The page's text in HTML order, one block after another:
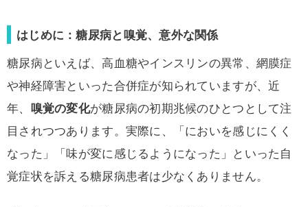
はじめに：糖尿病と嗅覚、意外な関係
糖尿病といえば、高血糖やインスリンの異常、網膜症
や神経障害といった合併症が知られていますが、近
年、 嗅覚の変化が糖尿病の初期兆候のひとつとして注
目されつつあります。実際に、「においを感じにくく
なった」「味が変に感じるようになった」といった自
覚症状を訴える糖尿病患者は少なくありません。